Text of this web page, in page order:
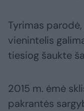
Tyrimas
vienintelis
tiesiog šaukte
2015 m. ėmė
pakrantės